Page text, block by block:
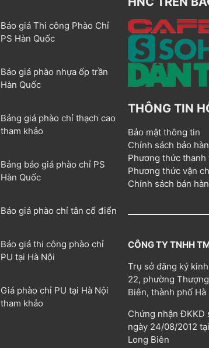
Báo giá Thi công Phào Chỉ
PS Hàn Quốc
Báo giá phào nhựa ốp trần
Hàn Quốc
Bảng giá phào chỉ thạch cao
tham khảo
Bảng báo giá phào chỉ PS
Hàn Quốc
Báo giá phào chỉ tân cổ điển
Báo giá thi công phào chỉ
PU tại Hà Nội
Giá phào chỉ PU tại Hà Nội
tham khảo
THÔNG TIN
Bảo mật thông tin
Chính sách bảo
Phương thức thanh
Phương thức vận
Chính sách bán
CÔNG TY TNHH
Trụ sở đăng ký
22, phường
Biên, thành phố Hà
Chứng nhận ĐKKD
ngày 24/08/2012
Long Biên